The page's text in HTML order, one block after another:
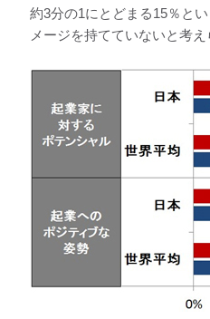
約3分の1にとどまる15％と
メージを持てていないと考え